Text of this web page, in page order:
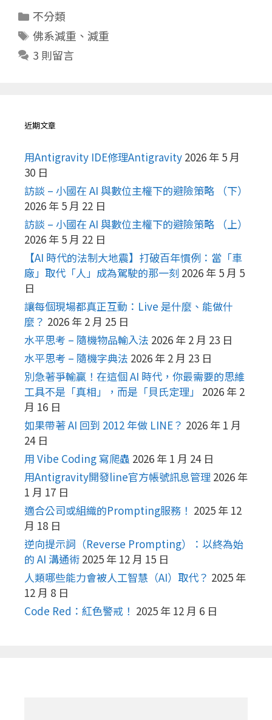
分
類
不分類
標
籤
佛系減重 、 減重
3 則留言
近期文章
用Antigravity IDE修理Antigravity 2026 年 5 月
30 日
訪談 – 小國在 AI 與數位主權下的避險策略 （下）
2026 年 5 月 22 日
訪談 – 小國在 AI 與數位主權下的避險策略 （上）
2026 年 5 月 22 日
【AI 時代的法制大地震】打破百年慣例：當「車
廠」取代「人」成為駕駛的那一刻 2026 年 5 月 5
日
讓每個現場都真正互動：Live 是什麼、能做什
麼？ 2026 年 2 月 25 日
水平思考 – 隨機物品輸入法 2026 年 2 月 23 日
水平思考 – 隨機字典法 2026 年 2 月 23 日
別急著爭輸贏！在這個 AI 時代，你最需要的思維
工具不是「真相」，而是「貝氏定理」
2026 年 2
月 16 日
如果帶著 AI 回到 2012 年做 LINE？ 2026 年 1 月
24 日
用 Vibe Coding 寫爬蟲 2026 年 1 月 24 日
用Antigravity開發line官方帳號訊息管理 2026 年
1 月 17 日
適合公司或組織的Prompting服務！ 2025 年 12
月 18 日
逆向提示詞（Reverse Prompting）：以終為始
的 AI 溝通術 2025 年 12 月 15 日
人類哪些能力會被人工智慧（AI）取代？ 2025 年
12 月 8 日
Code Red：紅色警戒！ 2025 年 12 月 6 日